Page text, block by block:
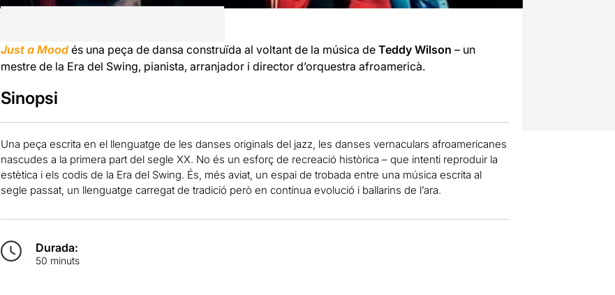
Just a Moodés una peça de dansa construïda al voltant de la música de Teddy Wilson – un
mestre de la Era del Swing, pianista, arranjador i director d’orquestra afroamericà.
Sinopsi
Una peça escrita en el llenguatge de les danses originals del jazz, les danses vernaculars afroamericanes
nascudes a la primera part del segle XX. No és un esforç de recreació històrica – que intenti reproduir la
estètica i els codis de la Era del Swing. És, més aviat, un espai de trobada entre una música escrita al
segle passat, un llenguatge carregat de tradició però en contínua evolució i ballarins de l’ara.
Durada:
50 minuts